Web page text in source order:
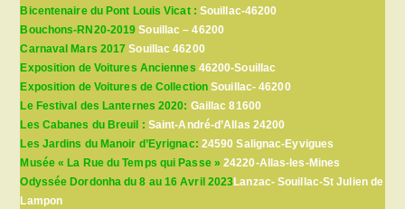
Bicentenaire du Pont Louis Vicat : Souillac-46200
Bouchons-RN20-2019Souillac – 46200
Carnaval Mars 2017 Souillac 46200
Exposition de Voitures Anciennes 46200-Souillac
Exposition de Voitures de Collection Souillac- 46200
Le Festival des Lanternes 2020: Gaillac 81600
Les Cabanes du Breuil : Saint-André-d’Allas 24200
Les Jardins du Manoir d’Eyrignac: 24590 Salignac-Eyvigues
Musée « La Rue du Temps qui Passe » 24220-Allas-les-Mines
Odyssée Dordonha du 8 au 16 Avril 2023Lanzac- Souillac-St Julien de
Lampon